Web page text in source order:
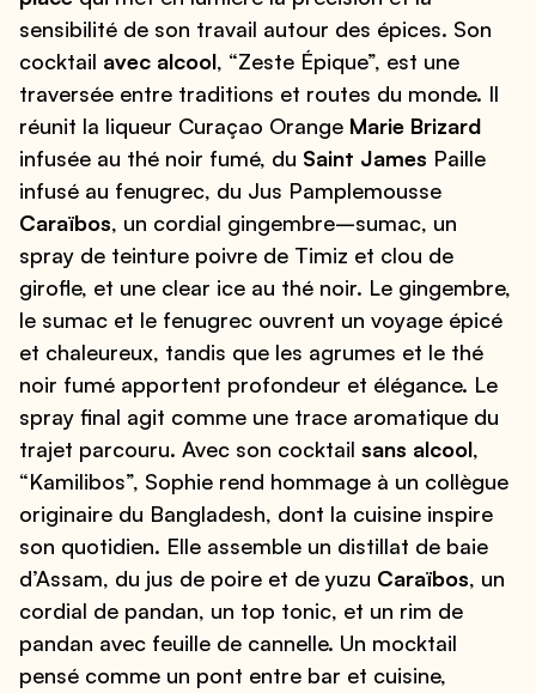
sensibilité de son travail autour des épices. Son
cocktail avec alcool, “Zeste Épique”, est une
traversée entre traditions et routes du monde. Il
réunit la liqueur Curaçao Orange Marie Brizard
infusée au thé noir fumé, du Saint James Paille
infusé au fenugrec, du Jus Pamplemousse
Caraïbos, un cordial gingembre–sumac, un
spray de teinture poivre de Timiz et clou de
girofle, et une clear ice au thé noir. Le gingembre,
le sumac et le fenugrec ouvrent un voyage épicé
et chaleureux, tandis que les agrumes et le thé
noir fumé apportent profondeur et élégance. Le
spray final agit comme une trace aromatique du
trajet parcouru. Avec son cocktail sans alcool,
“Kamilibos”, Sophie rend hommage à un collègue
originaire du Bangladesh, dont la cuisine inspire
son quotidien. Elle assemble un distillat de baie
d’Assam, du jus de poire et de yuzu Caraïbos, un
cordial de pandan, un top tonic, et un rim de
pandan avec feuille de cannelle. Un mocktail
pensé comme un pont entre bar et cuisine,